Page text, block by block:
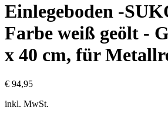
Einlegeboden -
Farbe weiß geölt -
x 40 cm, für
€ 94,95
inkl. MwSt.